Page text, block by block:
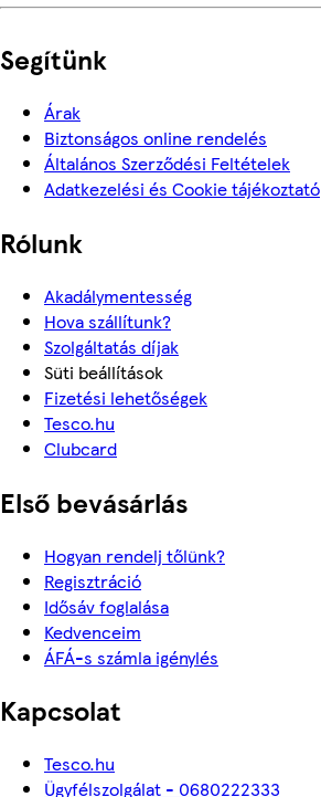
Segítünk
Árak
Biztonságos online rendelés
Általános Szerződési Feltételek
Adatkezelési és Cookie tájékoztató
Rólunk
Akadálymentesség
Hova szállítunk?
Szolgáltatás díjak
Süti beállítások
Fizetési lehetőségek
Tesco.hu
Clubcard
Első bevásárlás
Hogyan rendelj tőlünk?
Regisztráció
Idősáv foglalása
Kedvenceim
ÁFÁ-s számla igénylés
Kapcsolat
Tesco.hu
Ügyfélszolgálat - 0680222333